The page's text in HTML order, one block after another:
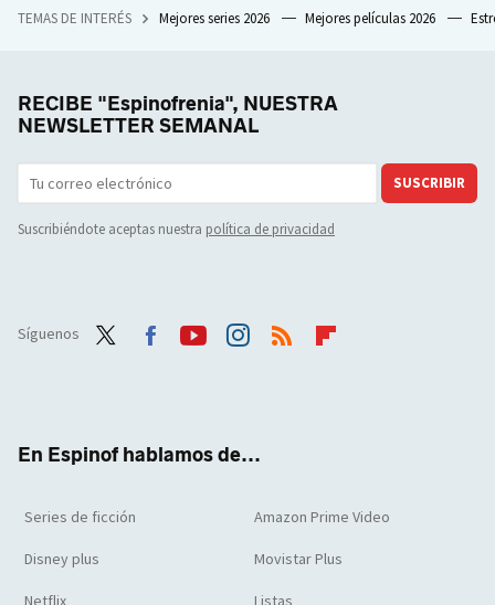
TEMAS DE INTERÉS Mejores series 2026 Mejores películas 2026
RECIBE "Espinofrenia", NUESTRA
NEWSLETTER SEMANAL
SUSCRIBIR
Suscribiéndote aceptas nuestra política de privacidad
Síguenos
En Espinof hablamos de...
Series de ficción Amazon Prime Video
Disney plus Movistar Plus
Netflix Listas